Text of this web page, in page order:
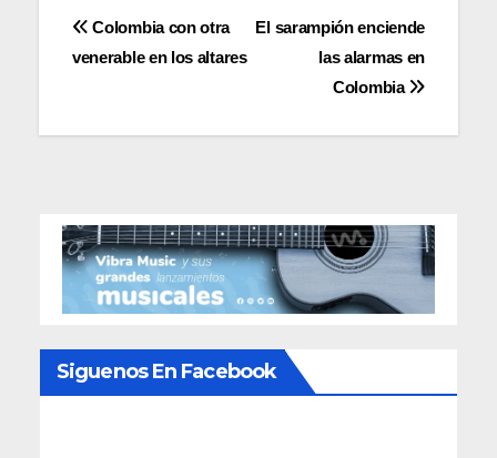
Navegación
entradas
El sarampión enciende
las alarmas en
Colombia
Colombia con otra
venerable en los altares
Siguenos En Facebook